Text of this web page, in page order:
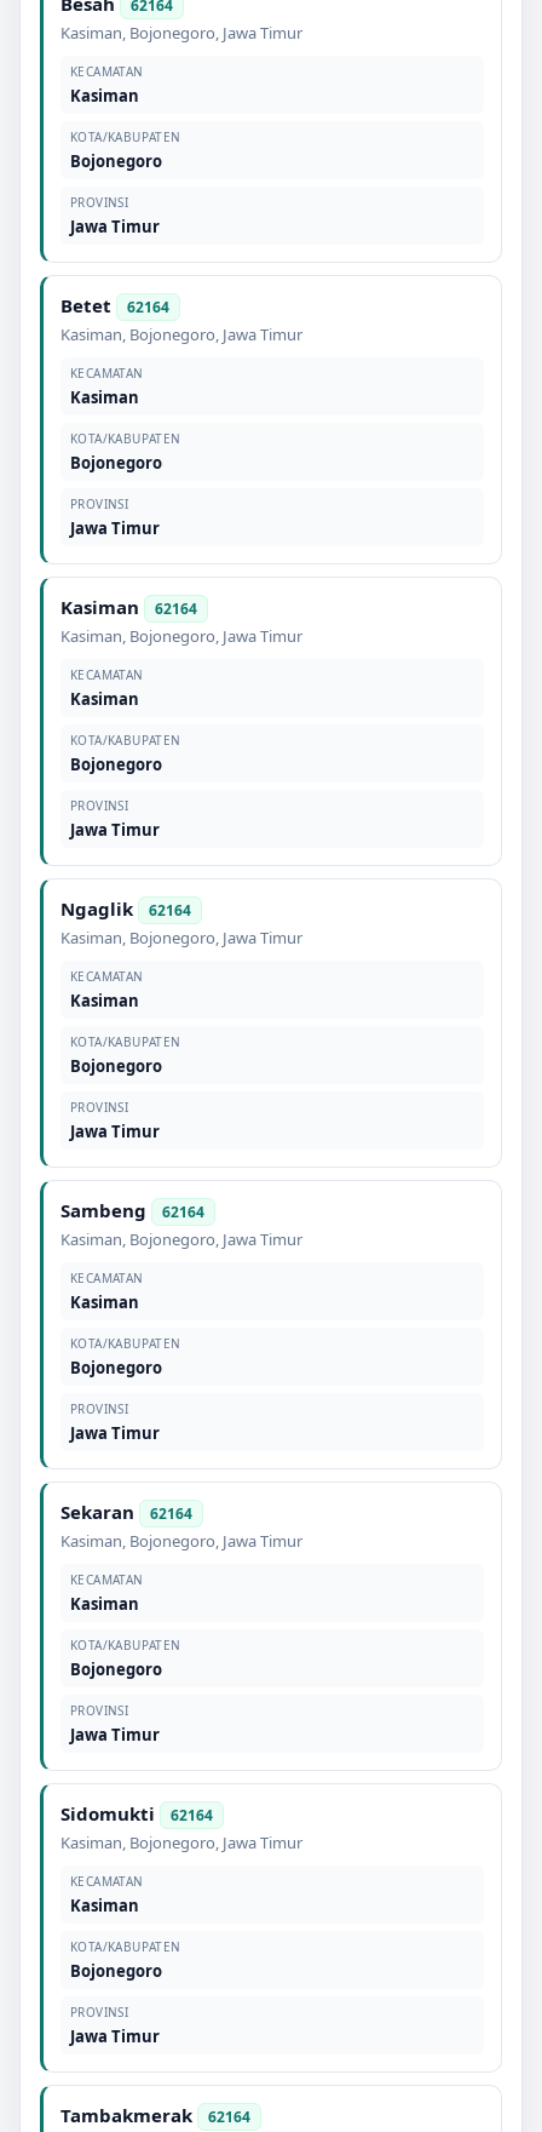
62164
Kasiman, Bojonegoro, Jawa Timur
KECAMATAN
Kasiman
KOTA/KABUPATEN
Bojonegoro
PROVINSI
Jawa Timur
Betet 62164
Kasiman, Bojonegoro, Jawa Timur
KECAMATAN
Kasiman
KOTA/KABUPATEN
Bojonegoro
PROVINSI
Jawa Timur
Kasiman 62164
Kasiman, Bojonegoro, Jawa Timur
KECAMATAN
Kasiman
KOTA/KABUPATEN
Bojonegoro
PROVINSI
Jawa Timur
Ngaglik 62164
Kasiman, Bojonegoro, Jawa Timur
KECAMATAN
Kasiman
KOTA/KABUPATEN
Bojonegoro
PROVINSI
Jawa Timur
Sambeng 62164
Kasiman, Bojonegoro, Jawa Timur
KECAMATAN
Kasiman
KOTA/KABUPATEN
Bojonegoro
PROVINSI
Jawa Timur
Sekaran 62164
Kasiman, Bojonegoro, Jawa Timur
KECAMATAN
Kasiman
KOTA/KABUPATEN
Bojonegoro
PROVINSI
Jawa Timur
Sidomukti 62164
Kasiman, Bojonegoro, Jawa Timur
KECAMATAN
Kasiman
KOTA/KABUPATEN
Bojonegoro
PROVINSI
Jawa Timur
Tambakmerak 62164